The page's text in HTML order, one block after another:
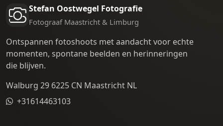
Stefan Oostwegel Fotografie
Fotograaf Maastricht & Limburg
Ontspannen fotoshoots met aandacht voor echte
momenten, spontane beelden en herinneringen
die blijven.
Walburg 29 6225 CN Maastricht NL
+31614463103